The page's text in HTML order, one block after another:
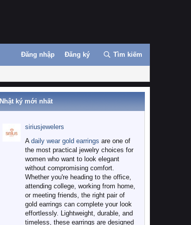
Đăng nhập Đăng ký Tìm kiếm
Nhật ký mới nhất
siriusjewelers
A daily wear gold earrings are one of
the most practical jewelry choices for
women who want to look elegant
without compromising comfort.
Whether you're heading to the office,
attending college, working from home,
or meeting friends, the right pair of
gold earrings can complete your look
effortlessly. Lightweight, durable, and
timeless, these earrings are designed